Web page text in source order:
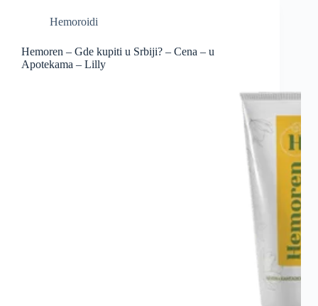
Hemoroidi
Hemoren – Gde kupiti u Srbiji? – Cena – u
Apotekama – Lilly